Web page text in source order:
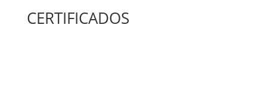
CERTIFICADOS